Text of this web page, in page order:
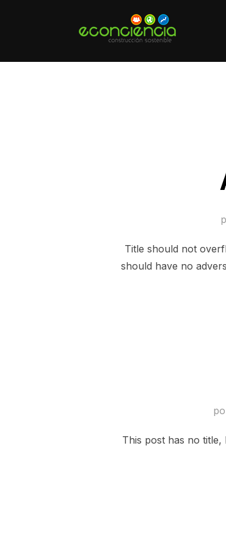
Title should not
should have no
This post has no